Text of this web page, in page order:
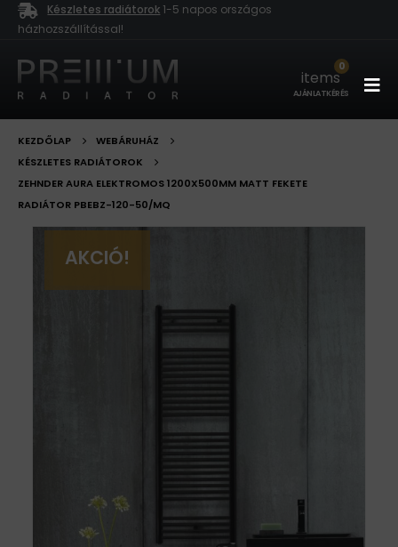
Készletes radiátorok 1-5 napos országos
házhozszállítással!
0
items
AJÁNLATKÉRÉS
KEZDŐLAP
WEBÁRUHÁZ
KÉSZLETES RADIÁTOROK
ZEHNDER AURA ELEKTROMOS 1200X500MM MATT FEKETE
RADIÁTOR PBEBZ-120-50/MQ
AKCIÓ!